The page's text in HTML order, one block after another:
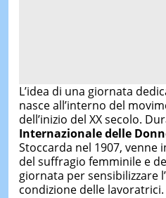
L’idea di una giornata
nasce all’interno del
dell’inizio del XX secolo.
Internazionale delle
Stoccarda nel 1907, venne
del suffragio femminile e
giornata per sensibilizzare
condizione delle lavoratrici.